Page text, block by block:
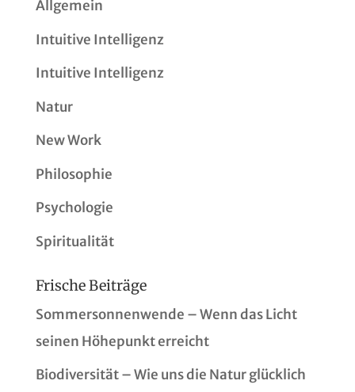
Allgemein
Intuitive Intelligenz
Intuitive Intelligenz
Natur
New Work
Philosophie
Psychologie
Spiritualität
Frische Beiträge
Sommersonnenwende – Wenn das Licht
seinen Höhepunkt erreicht
Biodiversität – Wie uns die Natur glücklich